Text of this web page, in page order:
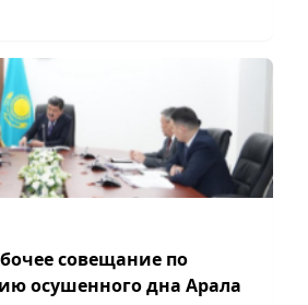
совещание по
осушенного дна Арала